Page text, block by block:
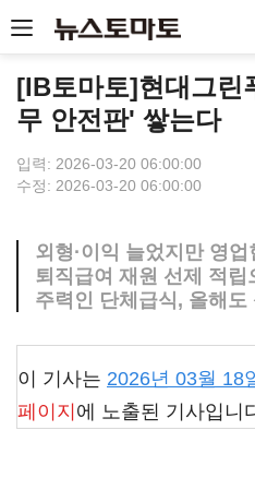
[IB토마토]현대그린
무 안전판' 쌓는다
입력: 2026-03-20 06:00:00
수정: 2026-03-20 06:00:00
외형·이익 늘었지만 영
퇴직급여 재원 선제 적
주력인 단체급식, 올해도
이 기사는 2026년 03월 18
페이지 에 노출된 기사입니